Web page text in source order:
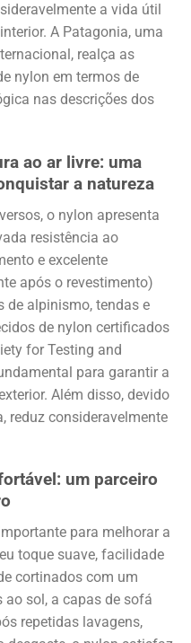
a vida útil
A Patagonia, uma
realça as
nylon em termos de
nas descrições dos
ao ar livre: uma
a natureza
o nylon apresenta
resistência ao
e excelente
após o revestimento)
de alpinismo, tendas e
de nylon certificados
for Testing and
para garantir a
Além disso, devido
reduz consideravelmente
um parceiro
para melhorar a
toque suave, facilidade
cortinados com um
ao sol, a capas de sofá
repetidas lavagens,